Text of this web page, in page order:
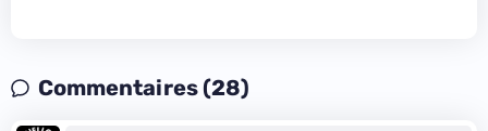
Commentaires (28)